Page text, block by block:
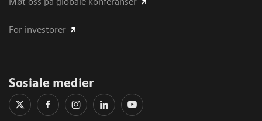
For investorer
Sosiale medier